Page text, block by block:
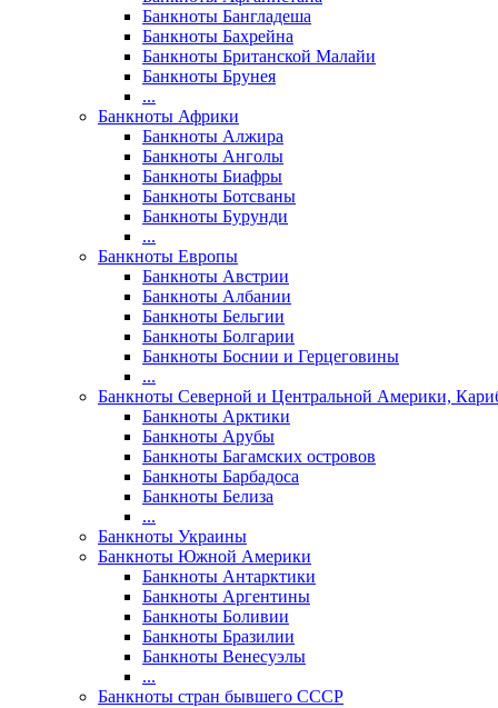
Банкноты Бангладеша
Банкноты Бахрейна
Банкноты Британской Малайи
Банкноты Брунея
...
Банкноты Африки
Банкноты Алжира
Банкноты Анголы
Банкноты Биафры
Банкноты Ботсваны
Банкноты Бурунди
...
Банкноты Европы
Банкноты Австрии
Банкноты Албании
Банкноты Бельгии
Банкноты Болгарии
Банкноты Боснии и Герцеговины
...
Банкноты Северной и Центральной Америки,
Банкноты Арктики
Банкноты Арубы
Банкноты Багамских островов
Банкноты Барбадоса
Банкноты Белиза
...
Банкноты Украины
Банкноты Южной Америки
Банкноты Антарктики
Банкноты Аргентины
Банкноты Боливии
Банкноты Бразилии
Банкноты Венесуэлы
...
Банкноты стран бывшего СССР